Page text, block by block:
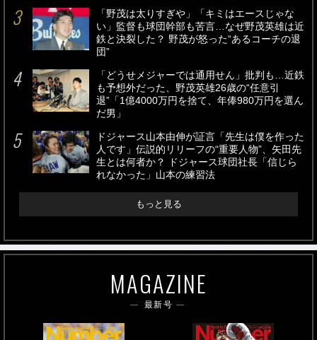
「野茂は太りすぎや」「キミはエースじゃな
い」監督も球団幹部も苦言…なぜ野茂英雄は近
鉄と決裂した？ 野茂が怒った“あるコーチの退
団”
「どうせメジャーでは通用せん」批判も…近鉄
も予想外だった、野茂英雄26歳の“任意引
退”「1億4000万円を捨て、年俸980万円を選ん
だ男」
ドジャース山本由伸が証言「先生は僕を作った
人です」伝説的リリーフの“重要人物”、矢田先
生とは何者か？ ドジャース球団社長「信じら
れなかった」山本の練習法
もっと見る
MAGAZINE
最新号